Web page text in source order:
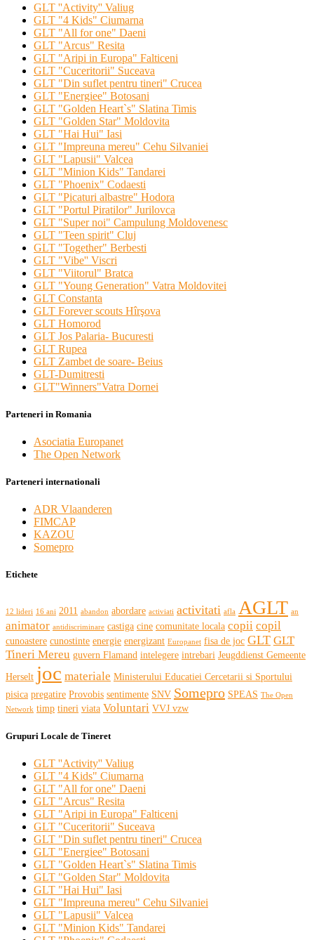
GLT ''Activity'' Valiug
GLT "4 Kids" Ciumarna
GLT "All for one" Daeni
GLT "Arcus" Resita
GLT "Aripi in Europa" Falticeni
GLT "Cuceritorii" Suceava
GLT "Din suflet pentru tineri" Crucea
GLT "Energiee" Botosani
GLT "Golden Heart`s" Slatina Timis
GLT "Golden Star" Moldovita
GLT "Hai Hui" Iasi
GLT "Impreuna mereu" Cehu Silvaniei
GLT "Lapusii" Valcea
GLT "Minion Kids" Tandarei
GLT "Phoenix" Codaesti
GLT "Picaturi albastre" Hodora
GLT "Portul Piratilor" Jurilovca
GLT "Super noi" Campulung Moldovenesc
GLT "Teen spirit" Cluj
GLT "Together" Berbesti
GLT "Vibe'' Viscri
GLT "Viitorul" Bratca
GLT "Young Generation" Vatra Moldovitei
GLT Constanta
GLT Forever scouts Hîrşova
GLT Homorod
GLT Jos Palaria- Bucuresti
GLT Rupea
GLT Zambet de soare- Beius
GLT-Dumitresti
GLT"Winners"Vatra Dornei
Parteneri in Romania
Asociatia Europanet
The Open Network
Parteneri internationali
ADR Vlaanderen
FIMCAP
KAZOU
Somepro
Etichete
12 lideri 16 ani 2011 abandon abordare activiati activitati afla AGLT an
animator antidiscriminare castiga cine comunitate locala copii copil
cunoastere cunostinte energie energizant Europanet fisa de joc GLT GLT
Tineri Mereu guvern Flamand intelegere intrebari Jeugddienst Gemeente
Herselt joc materiale Ministerului Educatiei Cercetarii si Sportului
pisica pregatire Provobis sentimente SNV Somepro SPEAS The Open
Network timp tineri viata Voluntari VVJ vzw
Grupuri Locale de Tineret
GLT ''Activity'' Valiug
GLT "4 Kids" Ciumarna
GLT "All for one" Daeni
GLT "Arcus" Resita
GLT "Aripi in Europa" Falticeni
GLT "Cuceritorii" Suceava
GLT "Din suflet pentru tineri" Crucea
GLT "Energiee" Botosani
GLT "Golden Heart`s" Slatina Timis
GLT "Golden Star" Moldovita
GLT "Hai Hui" Iasi
GLT "Impreuna mereu" Cehu Silvaniei
GLT "Lapusii" Valcea
GLT "Minion Kids" Tandarei